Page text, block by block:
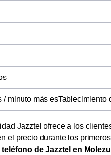
/ minuto más esTablecimiento
Jazztel ofrece a los
el precio durante los
teléfono de Jazztel en